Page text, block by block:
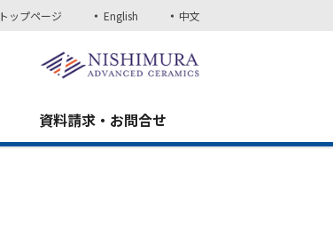
トップページ English 中文
資料請求・お問合せ